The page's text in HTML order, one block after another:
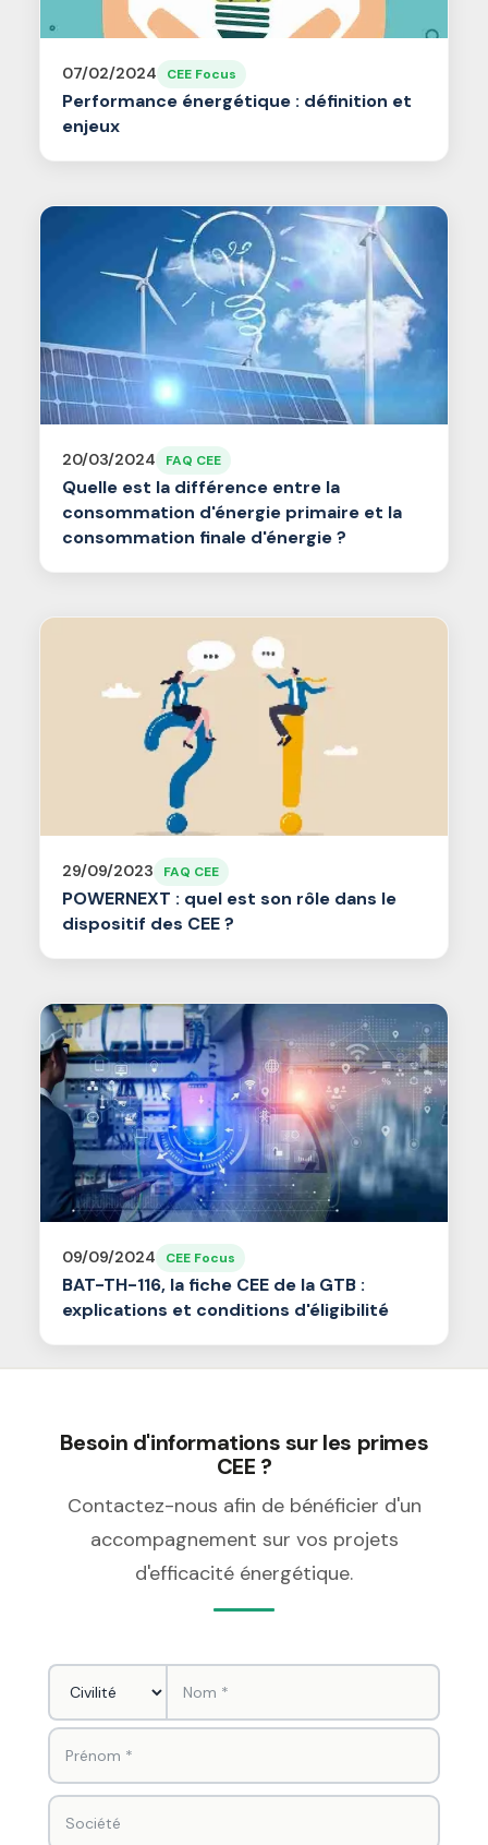
07/02/2024 CEE Focus
Performance énergétique : définition et
enjeux
20/03/2024 FAQ CEE
Quelle est la différence entre la
consommation d'énergie primaire et la
consommation finale d'énergie ?
29/09/2023 FAQ CEE
POWERNEXT : quel est son rôle dans le
dispositif des CEE ?
09/09/2024 CEE Focus
BAT-TH-116, la fiche CEE de la GTB :
explications et conditions d'éligibilité
Besoin d'informations sur les primes
CEE ?
Contactez-nous afin de bénéficier d'un
accompagnement sur vos projets
d'efficacité énergétique.